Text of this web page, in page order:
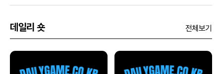
데일리 숏 전체보기